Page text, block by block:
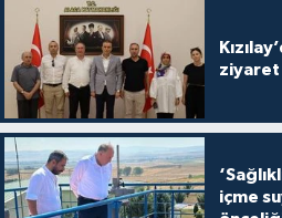
ziyaret
içme